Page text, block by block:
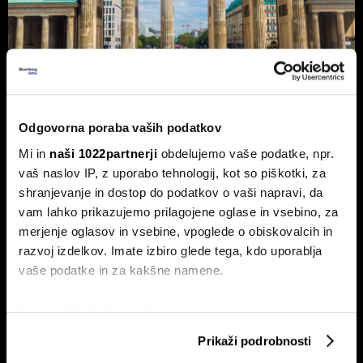
Odgovorna poraba vaših podatkov
Mi in naši 1022partnerji obdelujemo vaše podatke, npr.
vaš naslov IP, z uporabo tehnologij, kot so piškotki, za
shranjevanje in dostop do podatkov o vaši napravi, da
vam lahko prikazujemo prilagojene oglase in vsebino, za
merjenje oglasov in vsebine, vpoglede o obiskovalcih in
razvoj izdelkov. Imate izbiro glede tega, kdo uporablja
vaše podatke in za kakšne namene.
Če dovolite, želimo tudi:
Zbirati informacije o vaši geografski lokaciji, ki so
Prikaži podrobnosti
Nemčija voli: Zgodovinsko zmago
AfD in potop Merza lahko prepreči le
'slovenski scenarij'
Septembra v Saški-Anhalt, Berlinu in Mecklenburg-
Predpomorjanski deželne volitve, ki bodo podale oceno
Merzeve vlade.